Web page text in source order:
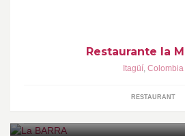
Restaurante la
Itagüí, Colombia
RESTAURANT